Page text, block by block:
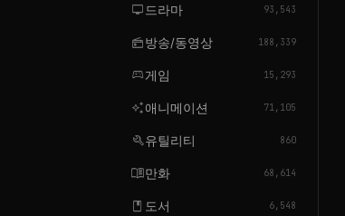
tv 드라마 93,543
radio방송/동영상 188,339
sports_esports게임 15,293
auto_awesome애니메이션 71,105
build유틸리티 860
menu_book만화 68,614
book 도서 6,548